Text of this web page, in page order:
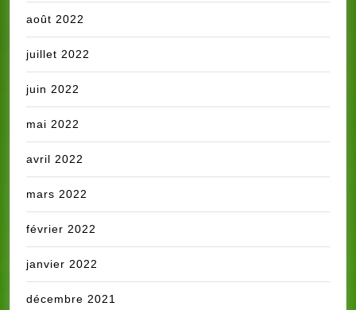
août 2022
juillet 2022
juin 2022
mai 2022
avril 2022
mars 2022
février 2022
janvier 2022
décembre 2021